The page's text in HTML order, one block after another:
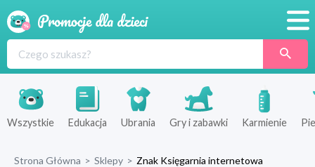
Produkty
Sklepy
Wszystkie Edukacja Ubrania Gry i zabawki Karmienie
Strona Główna > Sklepy > Znak Księgarnia internetowa